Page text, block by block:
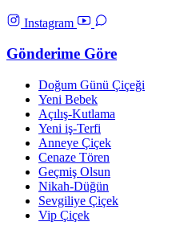
Instagram
Gönderime Göre
Doğum Günü Çiçeği
Yeni Bebek
Açılış-Kutlama
Yeni iş-Terfi
Anneye Çiçek
Cenaze Tören
Geçmiş Olsun
Nikah-Düğün
Sevgiliye Çiçek
Vip Çiçek